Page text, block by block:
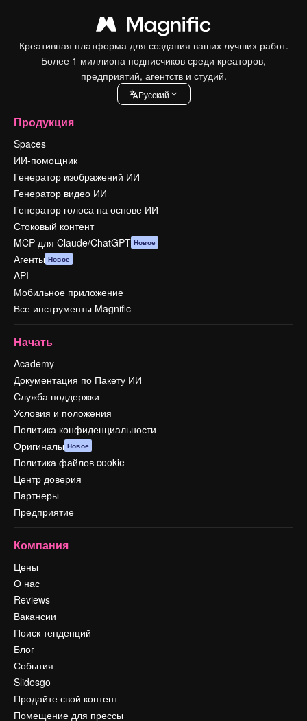
Креативная платформа для создания ваших лучших работ.
Более 1 миллиона подписчиков среди креаторов,
предприятий, агентств и студий.
Pусский
Продукция
Spaces
ИИ-помощник
Генератор изображений ИИ
Генератор видео ИИ
Генератор голоса на основе ИИ
Стоковый контент
MCP для Claude/ChatGPT Новое
Агенты Новое
API
Мобильное приложение
Все инструменты Magnific
Начать
Academy
Документация по Пакету ИИ
Служба поддержки
Условия и положения
Политика конфиденциальности
Оригиналы Новое
Политика файлов cookie
Центр доверия
Партнеры
Предприятие
Компания
Цены
О нас
Reviews
Вакансии
Поиск тенденций
Блог
События
Slidesgo
Продайте свой контент
Помещение для прессы